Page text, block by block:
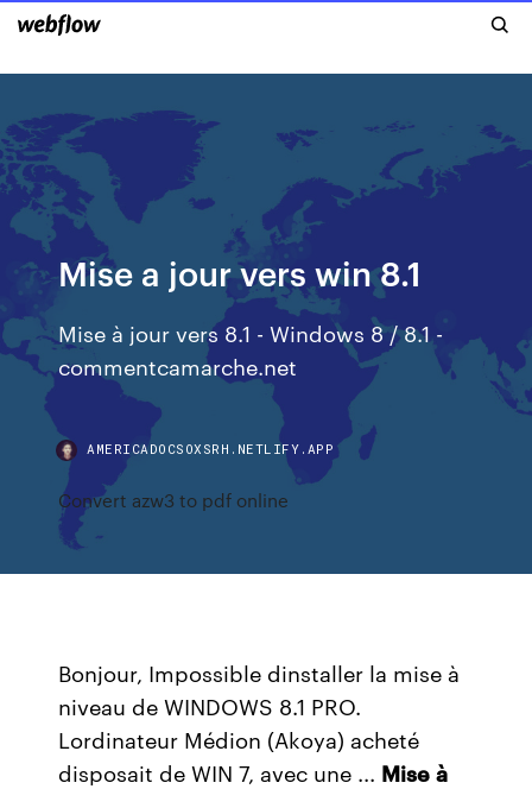
Mise a jour vers win 8.1
Mise à jour vers 8.1 - Windows 8 / 8.1 -
commentcamarche.net
AMERICADOCSOXSRH.NETLIFY.APP
Convert azw3 to pdf online
Bonjour, Impossible dinstaller la mise à
niveau de WINDOWS 8.1 PRO.
Lordinateur Médion (Akoya) acheté
disposait de WIN 7, avec une ... Mise à